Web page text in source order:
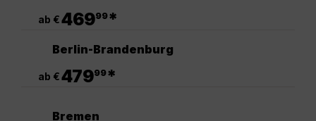
ab €46999*
Berlin-Brandenburg
ab €47999*
Bremen